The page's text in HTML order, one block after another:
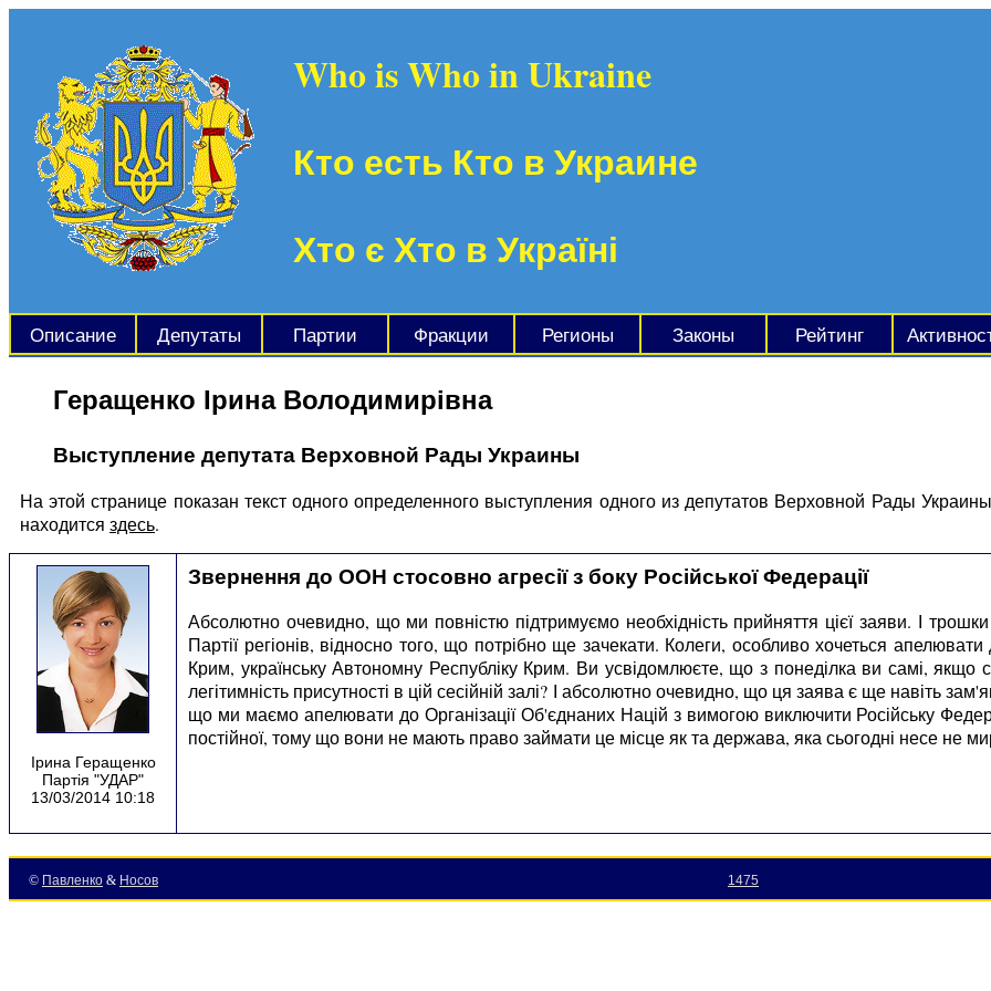
Who is Who in Ukraine
Кто есть Кто в Украине
Хто є Хто в Україні
Описание Депутаты Партии Фракции Регионы Законы Рейтинг
Геращенко Ірина Володимирівна
Выступление депутата Верховной Рады Украины
На этой странице показан текст одного определенного выступления одного из депутатов Верховной Рады
находится здесь.
Ірина Геращенко
Партія "УДАР"
13/03/2014 10:18
Звернення до ООН стосовно агресії з боку Російської Федерації
Абсолютно очевидно, що ми повністю підтримуємо необхідність прийняття цієї заяви. І
Партії регіонів, відносно того, що потрібно ще зачекати. Колеги, особливо хочеться
Крим, українську Автономну Республіку Крим. Ви усвідомлюєте, що з понеділка ви самі, якщо
легітимність присутності в цій сесійній залі? І абсолютно очевидно, що ця заява є ще навіть
що ми маємо апелювати до Організації Об'єднаних Націй з вимогою виключити Російську
постійної, тому що вони не мають право займати це місце як та держава, яка сьогодні несе не
© Павленко & Носов 1475